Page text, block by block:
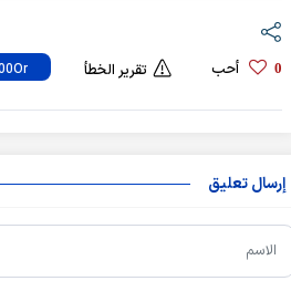
0 أحب تقرير الخطأ
إرسال تعليق